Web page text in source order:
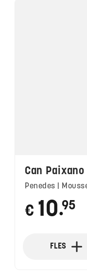
Can
Penedes |
€ 10 ●
95
FLES